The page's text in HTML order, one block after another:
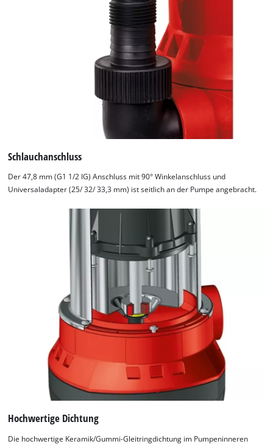
Schlauchanschluss
Der 47,8 mm (G1 1/2 IG) Anschluss mit 90° Winkelanschluss und
Universaladapter (25/ 32/ 33,3 mm) ist seitlich an der Pumpe angebracht.
Hochwertige Dichtung
Die hochwertige Keramik/Gummi-Gleitringdichtung im Pumpeninneren